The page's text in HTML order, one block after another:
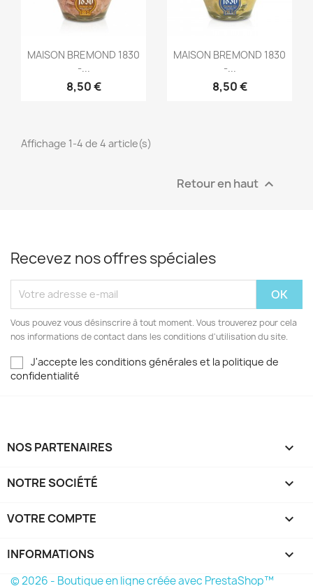
Aperçu rapide
MAISON BREMOND 1830
-...
8,50 €
Aperçu rapide
MAISON BREMOND 1830
-...
8,50 €
Affichage 1-4 de 4 article(s)
Retour en haut 
Recevez nos offres spéciales
Vous pouvez vous désinscrire à tout moment. Vous trouverez pour cela
nos informations de contact dans les conditions d'utilisation du site.
J'accepte les conditions générales et la politique de
confidentialité
NOS PARTENAIRES 
NOTRE SOCIÉTÉ 
VOTRE COMPTE 
INFORMATIONS keyboard_arrow_down
© 2026 - Boutique en ligne créée avec PrestaShop™